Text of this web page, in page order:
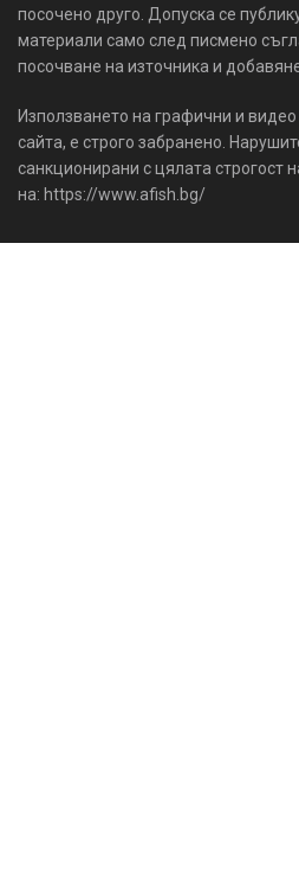
посочено друго. Допуска се
материали само след писмено
посочване на източника и
Използването на графични и
сайта, е строго забранено.
санкционирани с цялата строгост
на: https://www.afish.bg/